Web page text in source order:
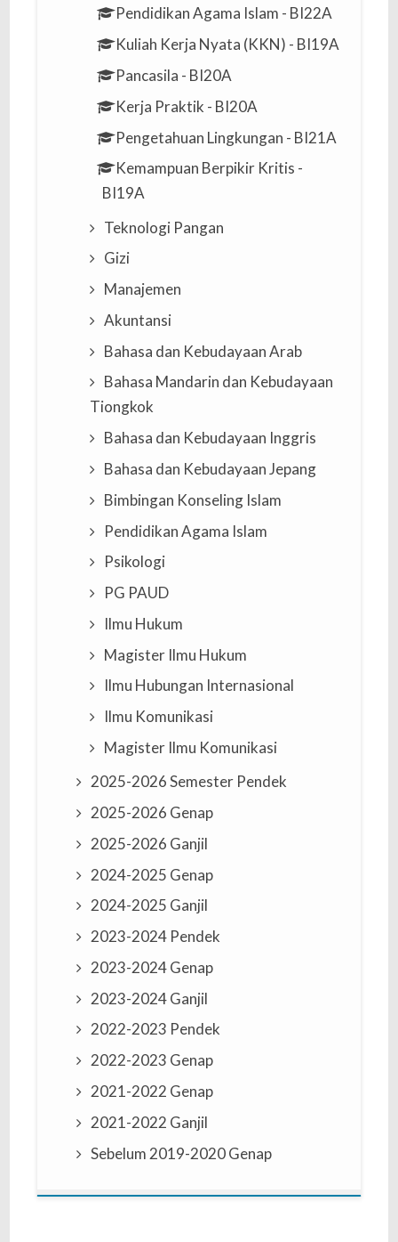
Pendidikan Agama Islam - BI22A
Kuliah Kerja Nyata (KKN) - BI19A
Pancasila - BI20A
Kerja Praktik - BI20A
Pengetahuan Lingkungan - BI21A
Kemampuan Berpikir Kritis -
BI19A
Teknologi Pangan
Gizi
Manajemen
Akuntansi
Bahasa dan Kebudayaan Arab
Bahasa Mandarin dan Kebudayaan
Tiongkok
Bahasa dan Kebudayaan Inggris
Bahasa dan Kebudayaan Jepang
Bimbingan Konseling Islam
Pendidikan Agama Islam
Psikologi
PG PAUD
Ilmu Hukum
Magister Ilmu Hukum
Ilmu Hubungan Internasional
Ilmu Komunikasi
Magister Ilmu Komunikasi
2025-2026 Semester Pendek
2025-2026 Genap
2025-2026 Ganjil
2024-2025 Genap
2024-2025 Ganjil
2023-2024 Pendek
2023-2024 Genap
2023-2024 Ganjil
2022-2023 Pendek
2022-2023 Genap
2021-2022 Genap
2021-2022 Ganjil
Sebelum 2019-2020 Genap